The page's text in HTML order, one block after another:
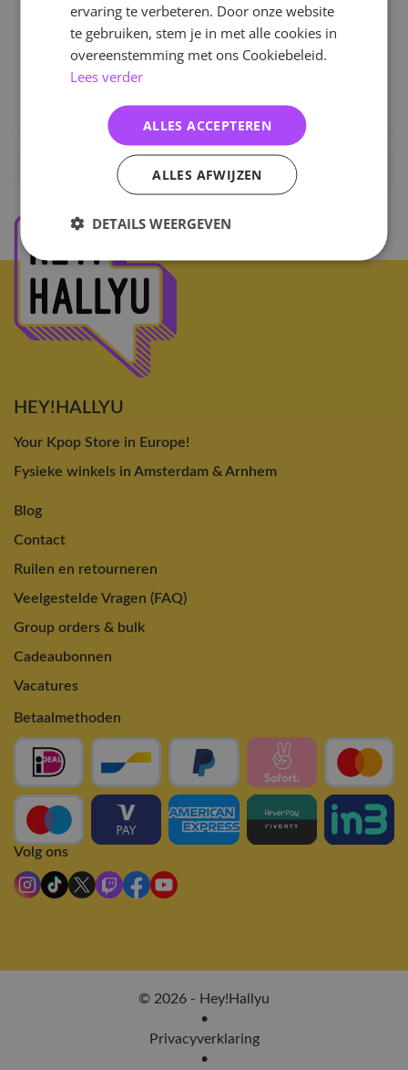
Lee Byeong Chan
My Cosmos
KPOP Solo / Lee Byeong Chan
HEY!HALLYU
Your Kpop Store in Europe!
Fysieke winkels in Amsterdam & Arnhem
Blog
Contact
Ruilen en retourneren
Veelgestelde Vragen (FAQ)
Group orders & bulk
Cadeaubonnen
Vacatures
Betaalmethoden
Volg ons
© 2026 - Hey!Hallyu
•
Privacyverklaring
•
ervaring te verbeteren. Door onze website
te gebruiken, stem je in met alle cookies in
overeenstemming met ons Cookiebeleid.
Lees verder
ALLES ACCEPTEREN
ALLES AFWIJZEN
DETAILS WEERGEVEN